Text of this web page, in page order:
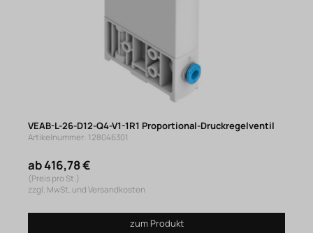
VEAB-L-26-D12-Q4-V1-1R1 Proportional-Druckregelventil
Artikelnummer: 128046301
ab 416,78 €
(Preis pro St.)
zzgl. MwSt. und Versandkosten
zum Produkt